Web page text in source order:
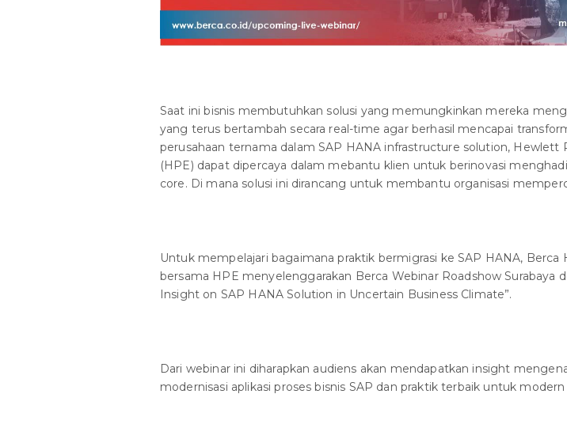
Saat ini bisnis membutuhkan solusi yang memungkinkan mereka
yang terus bertambah secara real-time agar berhasil mencapai
perusahaan ternama dalam SAP HANA infrastructure solution, Hewlett
(HPE) dapat dipercaya dalam mebantu klien untuk berinovasi
core. Di mana solusi ini dirancang untuk membantu organisasi
Untuk mempelajari bagaimana praktik bermigrasi ke SAP HANA, Berca
bersama HPE menyelenggarakan Berca Webinar Roadshow Surabaya
Insight on SAP HANA Solution in Uncertain Business Climate”.
Dari webinar ini diharapkan audiens akan mendapatkan insight
modernisasi aplikasi proses bisnis SAP dan praktik terbaik untuk